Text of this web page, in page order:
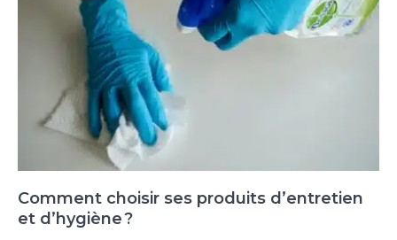
Comment choisir ses produits d’entretien
et d’hygiène ?